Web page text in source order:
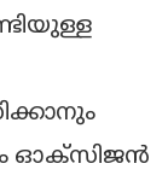
ഓക്സിജൻ